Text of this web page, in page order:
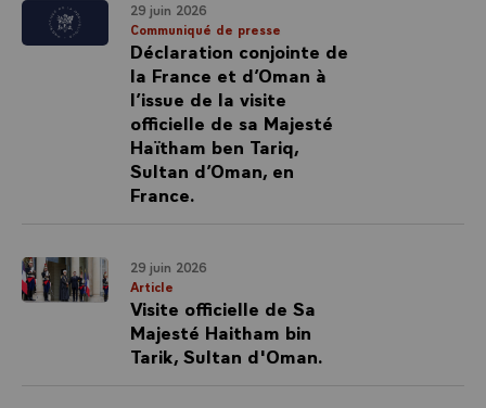
29 juin 2026
Communiqué de presse
Déclaration conjointe de
la France et d’Oman à
l’issue de la visite
officielle de sa Majesté
Haïtham ben Tariq,
Sultan d’Oman, en
France.
29 juin 2026
Article
Visite officielle de Sa
Majesté Haitham bin
Tarik, Sultan d'Oman.